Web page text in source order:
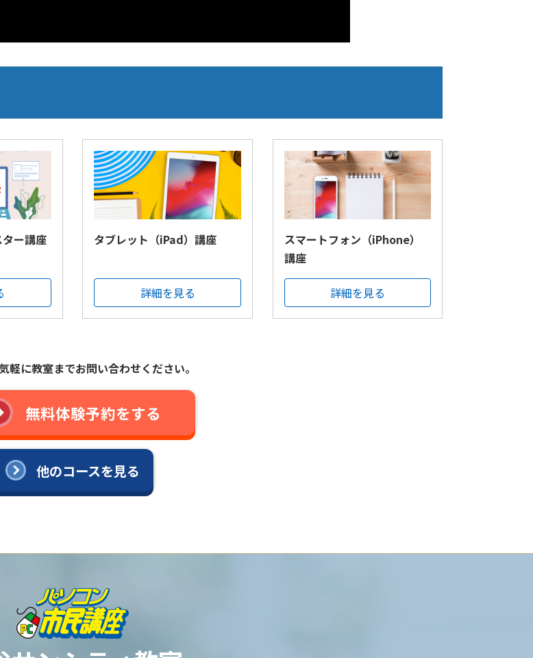
ー講座 タブレット（iPad）講座
詳細を見る
スマートフォン（iPhone）
講座
詳細を見る
軽に教室までお問い合わせください。
無料体験予約をする
他のコースを見る